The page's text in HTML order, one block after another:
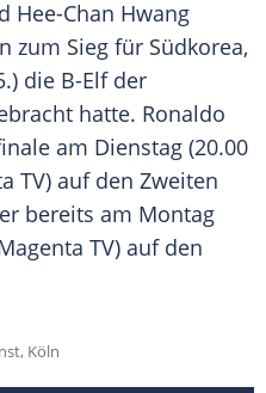
Hee-Chan Hwang
zum Sieg für Südkorea,
die B-Elf der
hatte. Ronaldo
am Dienstag (20.00
TV) auf den Zweiten
bereits am Montag
TV) auf den
Köln